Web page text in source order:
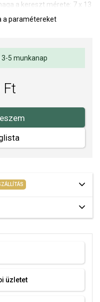
a kereszt mérete: 7 x 13
elsőrendű számunkra.
beépítése
a paramétereket
3-5 munkanap
Ft
üzletet